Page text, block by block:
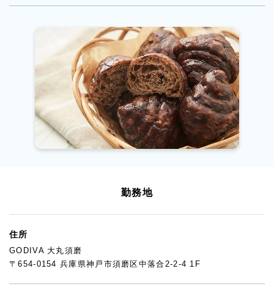
勤務地
住所
GODIVA 大丸須磨
〒654-0154 兵庫県神戸市須磨区中落合2-2-4 1F